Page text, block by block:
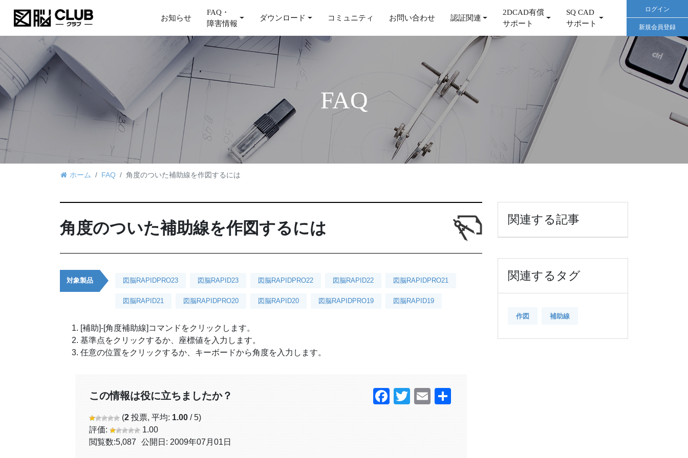
お知らせ
FAQ・
障害情報
ダウンロード コミュニティ お問い合わせ 認証関連
2DCAD有償
サポート
SQ CAD
サポート
ログイン
新規会員登録
FAQ
ホーム FAQ 角度のついた補助線を作図するには
角度のついた補助線を作図するには
対象製品 図脳RAPIDPRO23 図脳RAPID23 図脳RAPIDPRO22 図脳RAPID22 図脳RAPIDPRO21
図脳RAPID21 図脳RAPIDPRO20 図脳RAPID20 図脳RAPIDPRO19 図脳RAPID19
[補助]-[角度補助線]コマンドをクリックします。
基準点をクリックするか、座標値を入力します。
任意の位置をクリックするか、キーボードから角度を入力します。
この情報は役に立ちましたか？
(2 投票, 平均: 1.00 / 5)
評価:
1.00
閲覧数:5,087 公開日: 2009年07月01日
Facebook
TwitterEmail
関連する記事
関連するタグ
作図 補助線